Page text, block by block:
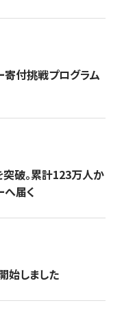
寄付挑戦プログラム
破。累計123万人か
へ届く
始しました